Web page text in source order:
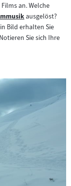
an. Welche
ausgelöst?
Bild erhalten Sie
Sie sich Ihre